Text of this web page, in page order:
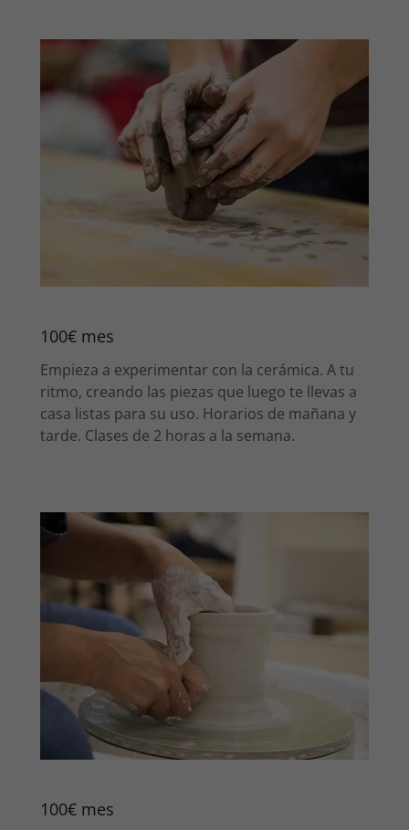
100€ mes
Empieza a experimentar con la cerámica. A tu
ritmo, creando las piezas que luego te llevas a
casa listas para su uso. Horarios de mañana y
tarde. Clases de 2 horas a la semana.
100€ mes